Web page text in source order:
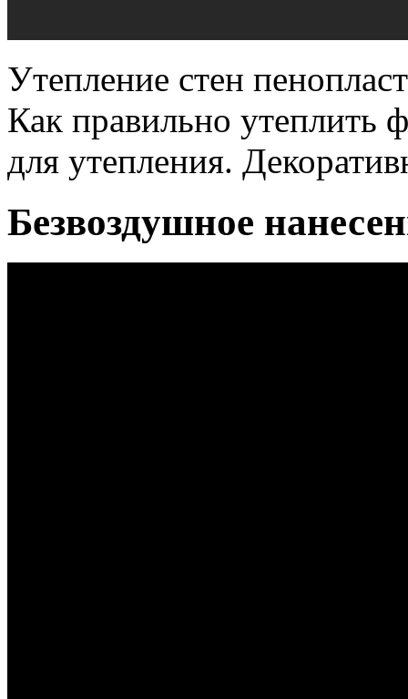
Утепление стен
Как правильно утеплить
для утепления.
Безвоздушное